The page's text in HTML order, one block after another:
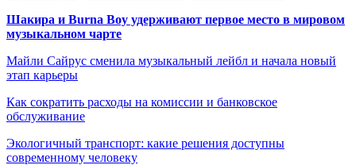
Шакира и Burna Boy удерживают первое место в мировом
музыкальном чарте
Майли Сайрус сменила музыкальный лейбл и начала новый
этап карьеры
Как сократить расходы на комиссии и банковское
обслуживание
Экологичный транспорт: какие решения доступны
современному человеку